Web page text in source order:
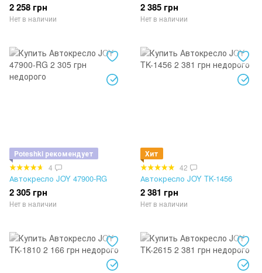
2 258 грн
Нет в наличии
2 385 грн
Нет в наличии
Poteshki рекомендует
4
Автокресло JOY 47900-RG
2 305 грн
Нет в наличии
Хит
42
Автокресло JOY TK-1456
2 381 грн
Нет в наличии